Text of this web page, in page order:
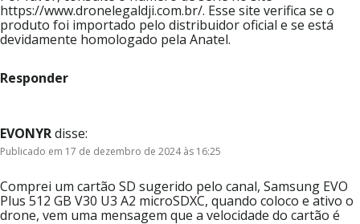
https://www.dronelegaldji.com.br/. Esse site verifica se o
produto foi importado pelo distribuidor oficial e se está
devidamente homologado pela Anatel.
Responder
EVONYRdisse:
Publicado em 17 de dezembro de 2024 às 16:25
Comprei um cartão SD sugerido pelo canal, Samsung EVO
Plus 512 GB V30 U3 A2 microSDXC, quando coloco e ativo o
drone, vem uma mensagem que a velocidade do cartão é